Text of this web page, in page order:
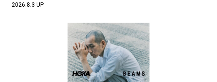
2026.8.3 UP
じめっと蒸し暑い夏を快適に過ごす相棒に、リベレイダースの